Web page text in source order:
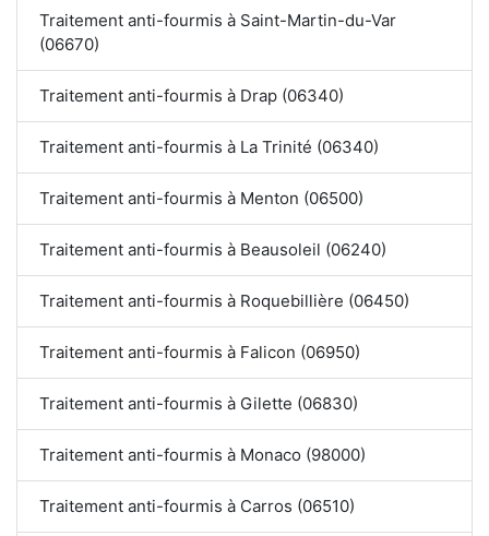
Traitement anti-fourmis à Saint-Martin-du-Var
(06670)
Traitement anti-fourmis à Drap (06340)
Traitement anti-fourmis à La Trinité (06340)
Traitement anti-fourmis à Menton (06500)
Traitement anti-fourmis à Beausoleil (06240)
Traitement anti-fourmis à Roquebillière (06450)
Traitement anti-fourmis à Falicon (06950)
Traitement anti-fourmis à Gilette (06830)
Traitement anti-fourmis à Monaco (98000)
Traitement anti-fourmis à Carros (06510)